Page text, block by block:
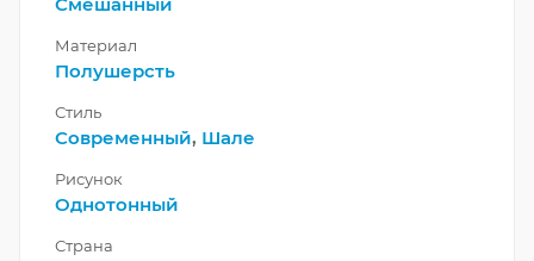
Смешанный
Материал
Полушерсть
Стиль
Современный, Шале
Рисунок
Однотонный
Страна